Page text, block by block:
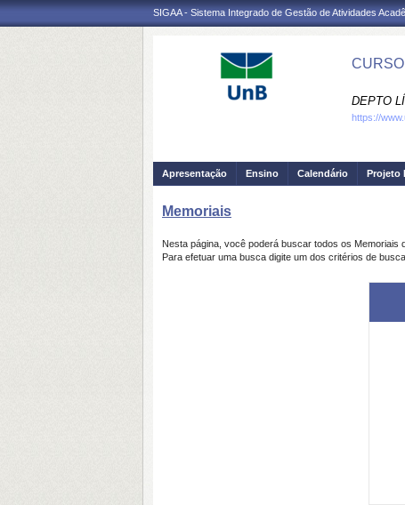
SIGAA - Sistema Integrado de Gestão de Atividades
DEPTO
https://
Apresentação Ensino Calendário Projeto
Memoriais
Nesta página, você poderá buscar todos os Memoriais
Para efetuar uma busca digite um dos critérios de